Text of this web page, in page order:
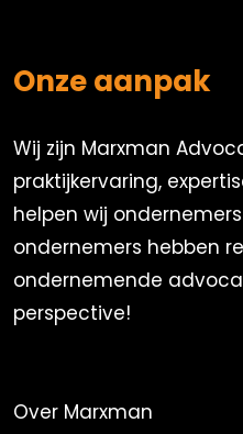
Onze aanpak
Wij zijn Marxman
praktijkervaring,
helpen wij
ondernemers hebben
ondernemende
perspective!
Over Marxman